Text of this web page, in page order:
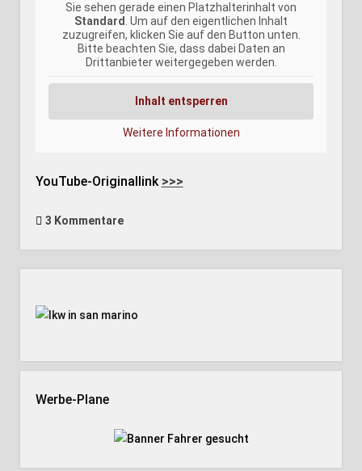
Sie sehen gerade einen Platzhalterinhalt von
Standard . Um auf den eigentlichen Inhalt
zuzugreifen, klicken Sie auf den Button unten.
Bitte beachten Sie, dass dabei Daten an
Drittanbieter weitergegeben werden.
Inhalt entsperren
Weitere Informationen
YouTube-Originallink >>>
3 Kommentare
Werbe-Plane